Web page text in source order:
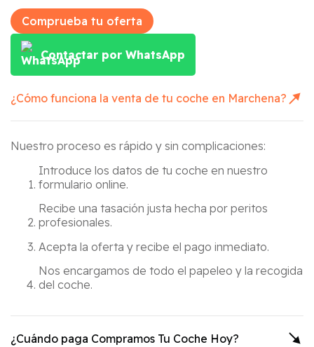
Comprueba tu oferta
Contactar por WhatsApp
¿Cómo funciona la venta de tu coche en Marchena?
Nuestro proceso es rápido y sin complicaciones:
Introduce los datos de tu coche en nuestro
formulario online.
Recibe una tasación justa hecha por peritos
profesionales.
Acepta la oferta y recibe el pago inmediato.
Nos encargamos de todo el papeleo y la recogida
del coche.
¿Cuándo paga Compramos Tu Coche Hoy?